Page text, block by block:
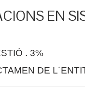
EN
. 3%
DE